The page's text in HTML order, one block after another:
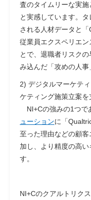
査のタイムリーな実
と実感しています。
される人材データと
従業員エクスペリエ
とで、退職者リスク
み込んだ「攻めの人事
2) デジタルマーケテ
ケティング施策立案を
NI+Cの強みの1つで
ューションに「
至った理由などの顧
加し、より精度の高
す。
NI+Cのクアルトリク